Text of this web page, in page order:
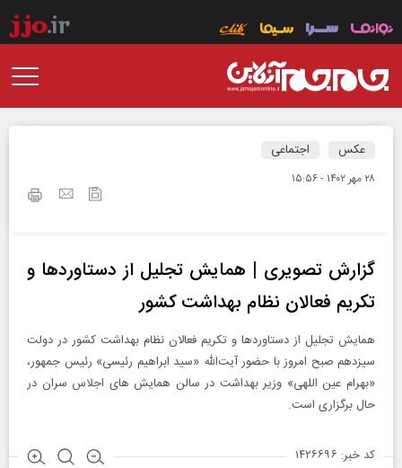
عکس اجتماعی
۲۸ مهر ۱۴۰۲ - ۱۵:۵۶
گزارش تصویری | همایش تجلیل از دستاوردها و
تکریم فعالان نظام بهداشت کشور
همایش تجلیل از دستاوردها و تکریم فعالان نظام بهداشت کشور در دولت
سیزدهم صبح امروز با حضور آیت‌الله «سید ابراهیم رئیسی» رئیس جمهور،
«بهرام عین اللهی» وزیر بهداشت در سالن همایش های اجلاس سران در
حال برگزاری است.
کد خبر: ۱۴۲۶۶۹۶